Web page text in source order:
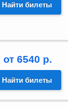
Найти билеты
от 6540 р.
Найти билеты